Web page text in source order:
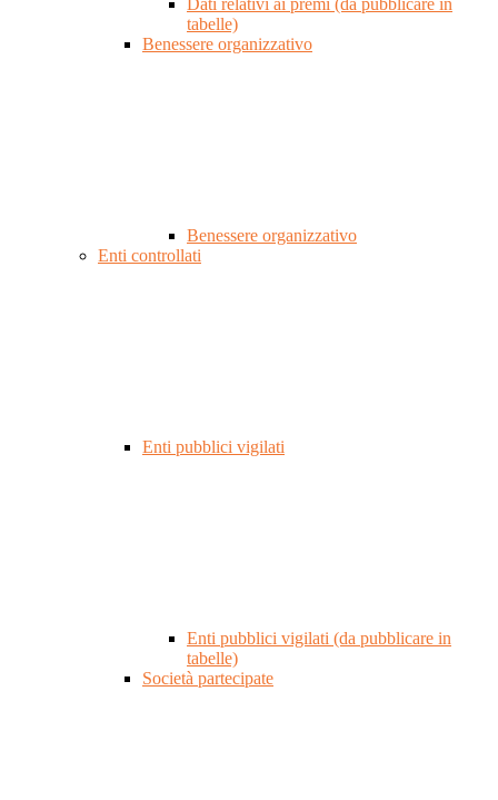
Dati relativi ai premi (da pubblicare in
tabelle)
Benessere organizzativo
Benessere organizzativo
Enti controllati
Enti pubblici vigilati
Enti pubblici vigilati (da pubblicare in
tabelle)
Società partecipate